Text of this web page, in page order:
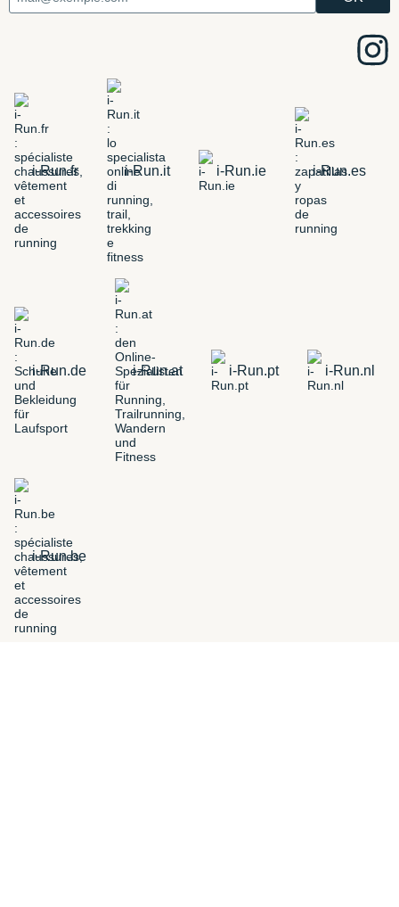
i-Run.fr i-Run.it i-Run.ie i-Run.es
i-Run.de i-Run.at i-Run.pt i-Run.nl
i-Run.be